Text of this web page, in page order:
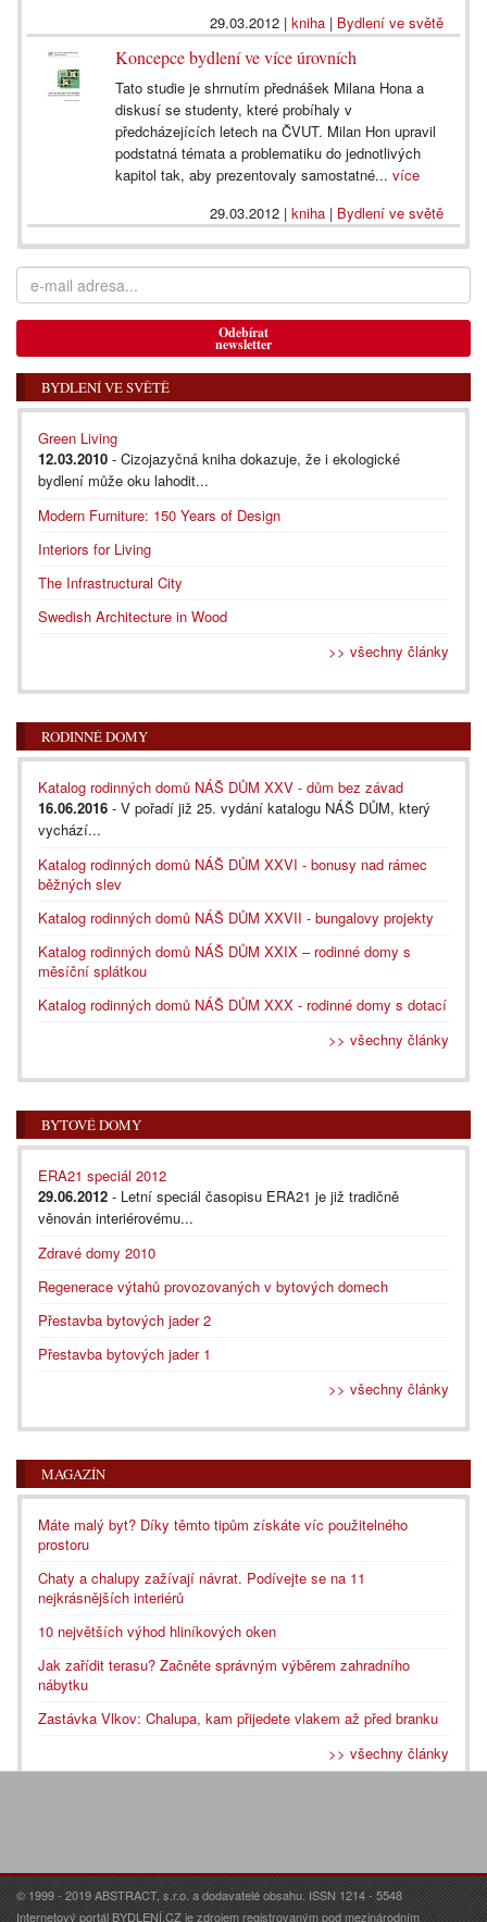
29.03.2012| kniha| Bydlení ve světě
Koncepce bydlení ve více úrovních
Tato studie je shrnutím přednášek Milana Hona a
diskusí se studenty, které probíhaly v
předcházejících letech na ČVUT. Milan Hon upravil
podstatná témata a problematiku do jednotlivých
kapitol tak, aby prezentovaly samostatné...více
29.03.2012| kniha| Bydlení ve světě
Odebírat
newsletter
BYDLENÍ VE SVĚTĚ
Green Living
12.03.2010 - Cizojazyčná kniha dokazuje, že i ekologické
bydlení může oku lahodit...
Modern Furniture: 150 Years of Design
Interiors for Living
The Infrastructural City
Swedish Architecture in Wood
>> všechny články
RODINNÉ DOMY
Katalog rodinných domů NÁŠ DŮM XXV - dům bez závad
16.06.2016 - V pořadí již 25. vydání katalogu NÁŠ DŮM, který
vychází...
Katalog rodinných domů NÁŠ DŮM XXVI - bonusy nad rámec
běžných slev
Katalog rodinných domů NÁŠ DŮM XXVII - bungalovy projekty
Katalog rodinných domů NÁŠ DŮM XXIX – rodinné domy s
měsíční splátkou
Katalog rodinných domů NÁŠ DŮM XXX - rodinné domy s dotací
>> všechny články
BYTOVÉ DOMY
ERA21 speciál 2012
29.06.2012 - Letní speciál časopisu ERA21 je již tradičně
věnován interiérovému...
Zdravé domy 2010
Regenerace výtahů provozovaných v bytových domech
Přestavba bytových jader 2
Přestavba bytových jader 1
>> všechny články
MAGAZÍN
Máte malý byt? Díky těmto tipům získáte víc použitelného
prostoru
Chaty a chalupy zažívají návrat. Podívejte se na 11
nejkrásnějších interiérů
10 největších výhod hliníkových oken
Jak zařídit terasu? Začněte správným výběrem zahradního
nábytku
Zastávka Vlkov: Chalupa, kam přijedete vlakem až před branku
>> všechny články
© 1999 - 2019 ABSTRACT, s.r.o. a dodavatelé obsahu. ISSN 1214 - 5548
Internetový portál BYDLENÍ.CZ je zdrojem registrovaným pod mezinárodním